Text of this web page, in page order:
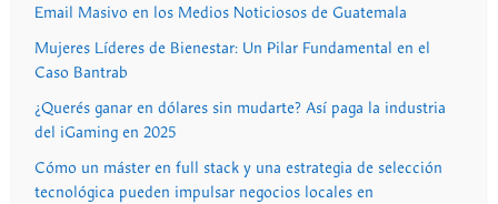
Email Masivo en los Medios Noticiosos de Guatemala
Mujeres Líderes de Bienestar: Un Pilar Fundamental en el
Caso Bantrab
¿Querés ganar en dólares sin mudarte? Así paga la industria
del iGaming en 2025
Cómo un máster en full stack y una estrategia de selección
tecnológica pueden impulsar negocios locales en